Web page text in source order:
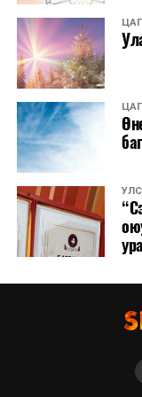
орж, тоног
тохируулга болон
ажлыг гүйцэтгэж